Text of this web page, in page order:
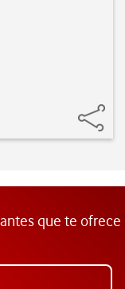
que te ofrece